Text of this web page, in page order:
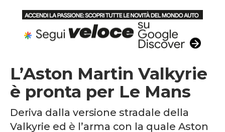
L’Aston Martin Valkyrie
è pronta per Le Mans
Deriva dalla versione stradale della
Valkyrie ed è l’arma con la quale Aston